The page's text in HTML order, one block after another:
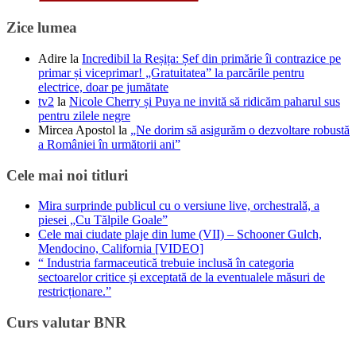
Zice lumea
Adire la Incredibil la Reșița: Șef din primărie îi contrazice pe
primar și viceprimar! „Gratuitatea” la parcările pentru
electrice, doar pe jumătate
tv2 la Nicole Cherry și Puya ne invită să ridicăm paharul sus
pentru zilele negre
Mircea Apostol la „Ne dorim să asigurăm o dezvoltare robustă
a României în următorii ani”
Cele mai noi titluri
Mira surprinde publicul cu o versiune live, orchestrală, a
piesei „Cu Tălpile Goale”
Cele mai ciudate plaje din lume (VII) – Schooner Gulch,
Mendocino, California [VIDEO]
“ Industria farmaceutică trebuie inclusă în categoria
sectoarelor critice și exceptată de la eventualele măsuri de
restricționare.”
Curs valutar BNR